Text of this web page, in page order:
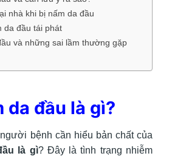
nhà khi bị nấm da đầu
da đầu tái phát
và những sai lầm thường gặp
da đầu là gì?
bệnh cần hiểu bản chất của
là gì? Đây là tình trạng nhiễm